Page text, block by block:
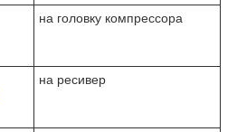
на головку компрессора
на ресивер